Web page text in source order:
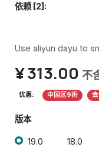
依赖 [2]:
Use aliyun dayu to
¥313.00 不
优惠: 中国区9折
版本
19.0 18.0